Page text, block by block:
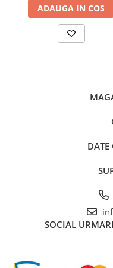
ADAUGA IN COS
DATE
SOCIAL